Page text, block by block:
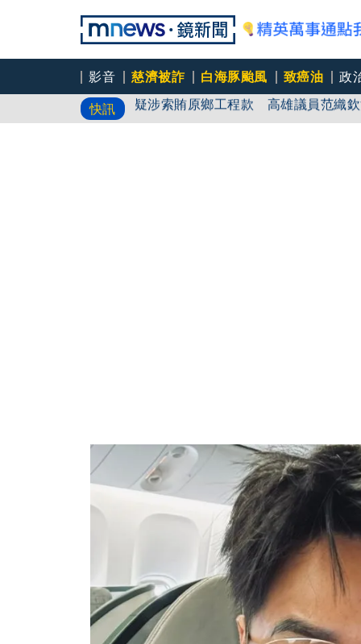
影音 慈濟被詐 白海豚颱風 致癌油
政
快訊
疑涉索賄原鄉工程款 高雄議員范織
慈濟購疫苗被詐十億 藍白遭轟為掮